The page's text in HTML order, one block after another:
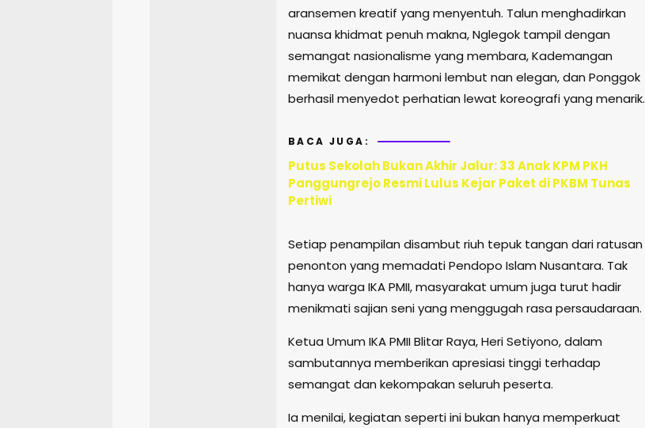
aransemen kreatif yang menyentuh. Talun menghadirkan
nuansa khidmat penuh makna, Nglegok tampil dengan
semangat nasionalisme yang membara, Kademangan
memikat dengan harmoni lembut nan elegan, dan Ponggok
berhasil menyedot perhatian lewat koreografi yang menarik.
BACA JUGA:
Putus Sekolah Bukan Akhir Jalur: 33 Anak KPM PKH
Panggungrejo Resmi Lulus Kejar Paket di PKBM Tunas
Pertiwi
Setiap penampilan disambut riuh tepuk tangan dari ratusan
penonton yang memadati Pendopo Islam Nusantara. Tak
hanya warga IKA PMII, masyarakat umum juga turut hadir
menikmati sajian seni yang menggugah rasa persaudaraan.
Ketua Umum IKA PMII Blitar Raya, Heri Setiyono, dalam
sambutannya memberikan apresiasi tinggi terhadap
semangat dan kekompakan seluruh peserta.
Ia menilai, kegiatan seperti ini bukan hanya memperkuat